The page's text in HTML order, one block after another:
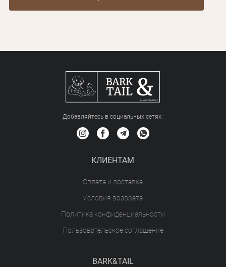
Добавляйтесь в социальных сетяx:
КЛИЕНТАМ
Оплата и доставка
Условия возврата
Политика конфиденциальности
Пользовательское соглашение
BARK&TAIL